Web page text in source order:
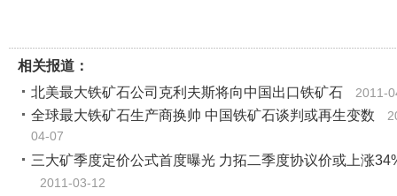
相关报道：
北美最大铁矿石公司克利夫斯将向中国出口铁矿石
2011-
全球最大铁矿石生产商换帅 中国铁矿石谈判或再生变数
04-07
三大矿季度定价公式首度曝光 力拓二季度协议价或上涨
2011-03-12